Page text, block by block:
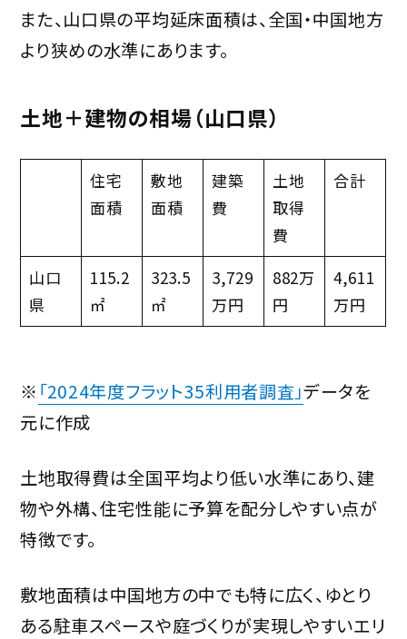
また、山口県の平均延床面積は、全国・中国地方
より狭めの水準にあります。
土地＋建物の相場（山口県）
住宅
面積
敷地
面積
建築
費
土地
取得
費
合計
山口
県
115.2
㎡
323.5
㎡
3,729
万円
882万
円
4,611
万円
※ 「2024年度フラット35利用者調査」データを
元に作成
土地取得費は全国平均より低い水準にあり、建
物や外構、住宅性能に予算を配分しやすい点が
特徴です。
敷地面積は中国地方の中でも特に広く、ゆとり
ある駐車スペースや庭づくりが実現しやすいエリ